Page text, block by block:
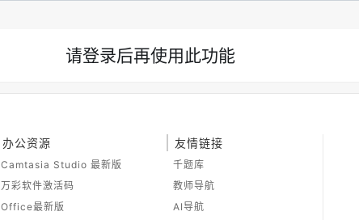
请登录后再使用此功能
办公资源
Camtasia Studio 最新版
万彩软件激活码
Office最新版
友情链接
千题库
教师导航
AI导航